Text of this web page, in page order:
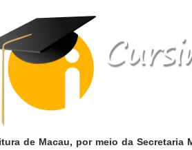
de Macau, por meio da